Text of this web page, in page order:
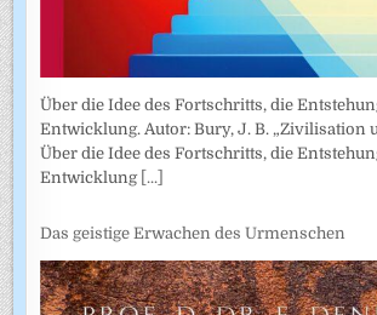
Über die Idee des Fortschritts, die
Entwicklung. Autor: Bury, J. B. „Zivilisation
Über die Idee des Fortschritts, die
Entwicklung [...]
Das geistige Erwachen des Urmenschen